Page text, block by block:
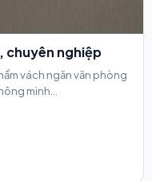
chuyên nghiệp
vách ngăn văn phòng
minh...